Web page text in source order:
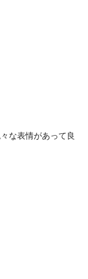
な表情があって良